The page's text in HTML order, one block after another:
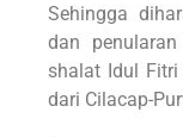
Sehingga
dan
shalat Idul
dari Cilacap-